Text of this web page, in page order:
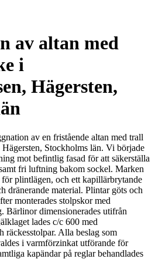
av altan med
i
Hägersten,
av en fristående altan med trall
Hägersten, Stockholms län. Vi började
mot befintlig fasad för att säkerställa
fri luftning bakom sockel. Marken
plintlägen, och ett kapillärbrytande
dränerande material. Plintar göts och
monterades stolpskor med
Bärlinor dimensionerades utifrån
lades c/c 600 med
räckesstolpar. Alla beslag som
i varmförzinkat utförande för
kapändar på reglar behandlades